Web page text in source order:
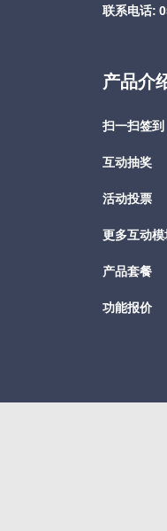
联系电话:
产品介
扫一扫签到
互动抽奖
活动投票
更多互动模
产品套餐
功能报价